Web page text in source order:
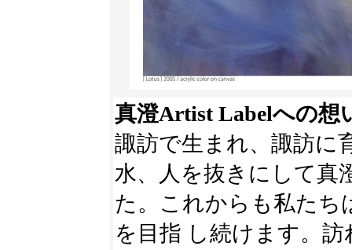
真澄Artist Labelへの想
諏訪で生まれ、諏訪に
水、人を抜きにして真
た。これからも私たち
を目指 し続けます。